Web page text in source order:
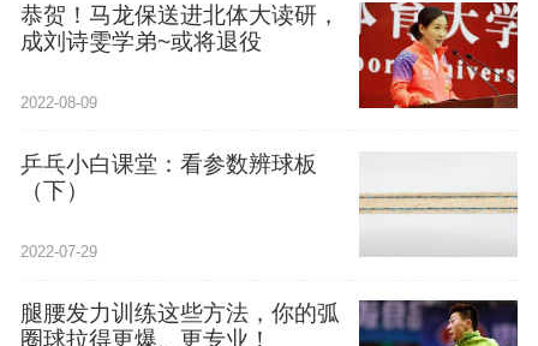
恭贺！马龙保送进北体大读研，
成刘诗雯学弟~或将退役
2022-08-09
乒乓小白课堂：看参数辨球板
（下）
2022-07-29
腿腰发力训练这些方法，你的弧
圈球拉得更爆、更专业！